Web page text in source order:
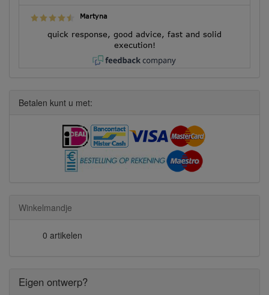
Martyna
quick response, good advice, fast and solid
execution!
Betalen kunt u met:
Winkelmandje
0 artikelen
Eigen ontwerp?